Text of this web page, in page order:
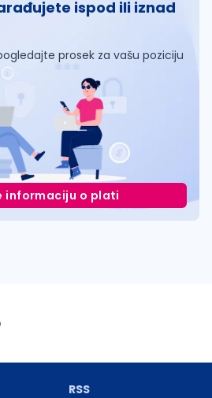
ispod ili iznad
prosek za vašu poziciju
informaciju o plati
RSS